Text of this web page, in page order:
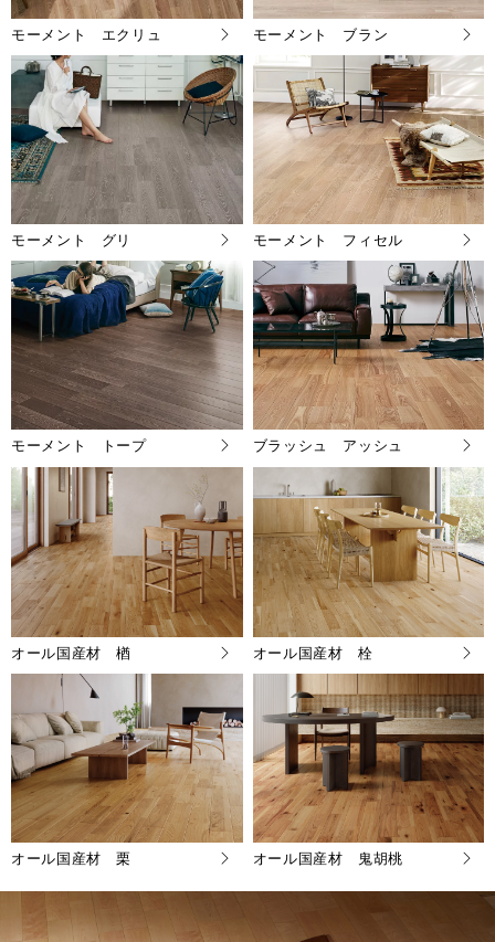
モーメント エクリュ モーメント ブラン
モーメント グリ モーメント フィセル
モーメント トープ ブラッシュ アッシュ
オール国産材 楢 オール国産材 栓
オール国産材 栗 オール国産材 鬼胡桃